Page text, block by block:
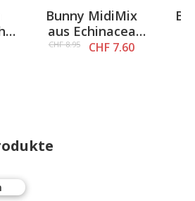
5 out of 5 starsAverage rating of 5 out of 5
Bunny MidiMix
aus Echinacea
140g
CHF 8.95 CHF 7.60